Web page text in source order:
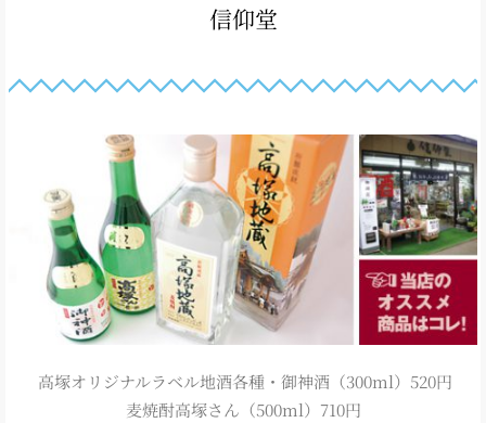
信仰堂
高塚オリジナルラベル地酒各種・御神酒（300ml）520円
麦焼酎高塚さん（500ml）710円